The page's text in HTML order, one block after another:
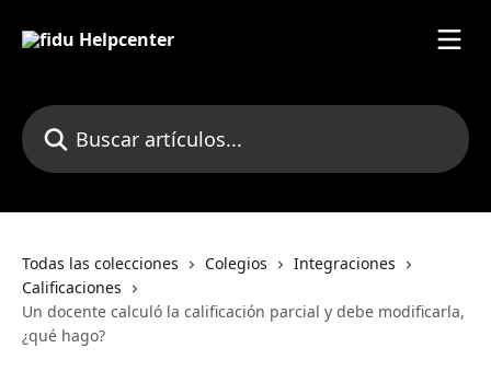
Buscar artículos...
Todas las colecciones Colegios
Integraciones
Calificaciones
Un docente calculó la calificación parcial y debe modificarla,
¿qué hago?